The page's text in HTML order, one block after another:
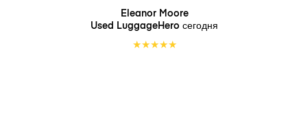
Eleanor Moore
Used LuggageHero сегодня
★★★★★